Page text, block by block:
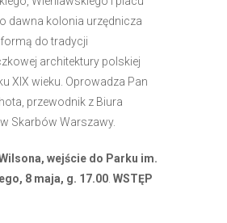
dawna kolonia urzędnicza
do tradycji
architektury polskiej
XIX wieku. Oprowadza Pan
przewodnik z Biura
Skarbów Warszawy.
wejście do Parku im.
8 maja, g. 17.00. WSTĘP